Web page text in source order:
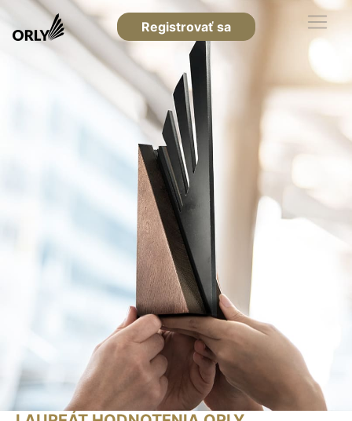
Registrovať sa